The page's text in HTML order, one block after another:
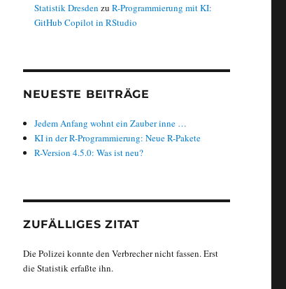
Statistik Dresden zuR-Programmierung mit KI:
GitHub Copilot in RStudio
NEUESTE BEITRÄGE
Jedem Anfang wohnt ein Zauber inne …
KI in der R-Programmierung: Neue R-Pakete
R-Version 4.5.0: Was ist neu?
ZUFÄLLIGES ZITAT
Die Polizei konnte den Verbrecher nicht fassen. Erst
die Statistik erfaßte ihn.